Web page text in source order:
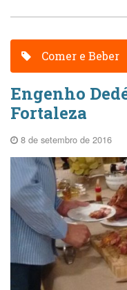
Comer e Beber
Engenho
Fortaleza
8 de setembro de 2016